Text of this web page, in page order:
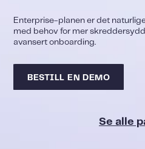
Enterprise-planen er det
med behov for mer
avansert onboarding.
BESTILL EN DEMO
Se alle